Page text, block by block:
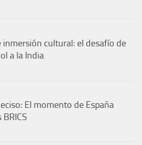
inmersión cultural: el desafío de
a la India
El momento de España